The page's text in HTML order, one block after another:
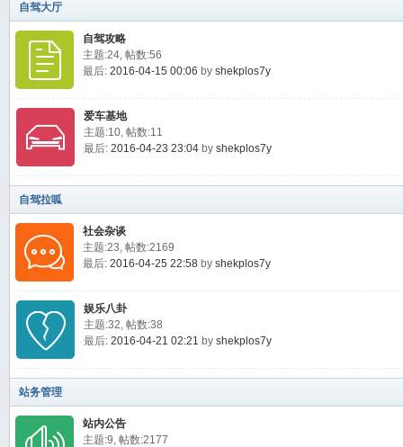
自驾大厅
自驾攻略
主题:24, 帖数:56
最后: 2016-04-15 00:06 by shekplos7y
爱车基地
主题:10, 帖数:11
最后: 2016-04-23 23:04 by shekplos7y
自驾拉呱
社会杂谈
主题:23, 帖数:2169
最后: 2016-04-25 22:58 by shekplos7y
娱乐八卦
主题:32, 帖数:38
最后: 2016-04-21 02:21 by shekplos7y
站务管理
站内公告
主题:9, 帖数:2177